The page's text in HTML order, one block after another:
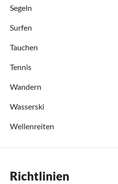
Segeln
Surfen
Tauchen
Tennis
Wandern
Wasserski
Wellenreiten
Richtlinien